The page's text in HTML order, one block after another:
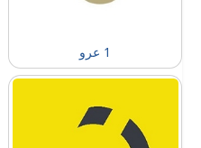
1 عرو